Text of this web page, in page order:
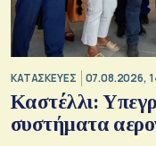
ΚΑΤΑΣΚΕΥΕΣ 07.08.2026,
Καστέλλι:
συστήματα